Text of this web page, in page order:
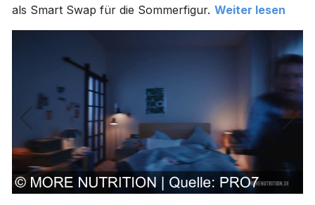
als Smart Swap für die Sommerfigur. Weiter lesen